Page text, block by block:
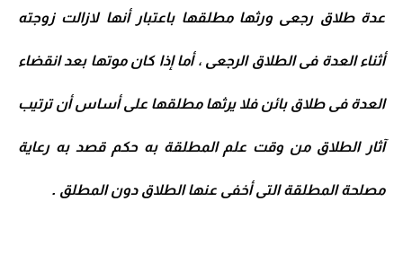
عدة طلاق رجعى ورثها مطلقها باعتبار أنها لازالت زوجته
أثناء العدة فى الطلاق الرجعى ، أما إذا كان موتها بعد انقضاء
العدة فى طلاق بائن فلا يرثها مطلقها على أساس أن ترتيب
آثار الطلاق من وقت علم المطلقة به حكم قصد به رعاية
مصلحة المطلقة التى أخفى عنها الطلاق دون المطلق .